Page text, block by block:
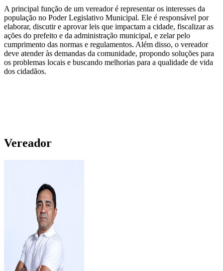
A principal função de um vereador é representar os interesses da
população no Poder Legislativo Municipal. Ele é responsável por
elaborar, discutir e aprovar leis que impactam a cidade, fiscalizar as
ações do prefeito e da administração municipal, e zelar pelo
cumprimento das normas e regulamentos. Além disso, o vereador
deve atender às demandas da comunidade, propondo soluções para
os problemas locais e buscando melhorias para a qualidade de vida
dos cidadãos.
Vereador